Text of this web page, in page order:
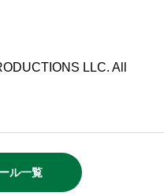
LLC. All
ル一覧